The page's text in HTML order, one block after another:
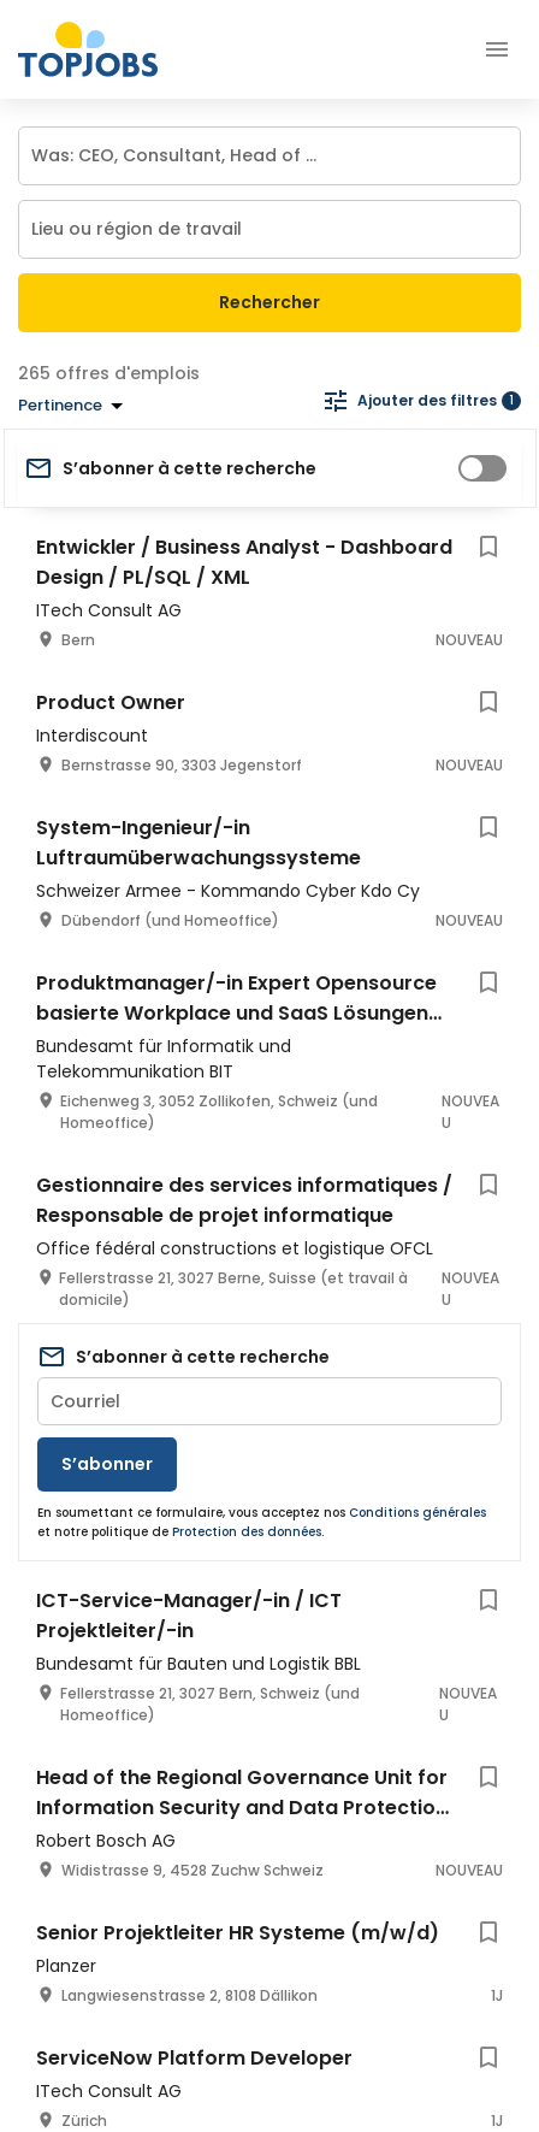
Rechercher
offres d'emplois
Pertinence Ajouter des filtres 1
S’abonner à cette recherche
Entwickler / Business Analyst - Dashboard
Design / PL/SQL / XML
ITech Consult AG
Bern NOUVEAU
Product Owner
Interdiscount
Bernstrasse 90, 3303 Jegenstorf NOUVEAU
System-Ingenieur/-in
Luftraumüberwachungssysteme
Schweizer Armee - Kommando Cyber Kdo Cy
Dübendorf (und Homeoffice) NOUVEAU
Produktmanager/-in Expert Opensource
basierte Workplace und SaaS Lösungen
(1197)
Bundesamt für Informatik und
Telekommunikation BIT
Eichenweg 3, 3052 Zollikofen, Schweiz (und
Homeoffice)
NOUVEA
U
Gestionnaire des services informatiques /
Responsable de projet informatique
Office fédéral constructions et logistique OFCL
Fellerstrasse 21, 3027 Berne, Suisse (et travail à
domicile)
NOUVEA
U
S’abonner à cette recherche
S’abonner
En soumettant ce formulaire, vous acceptez nos Conditions générales
et notre politique de Protection des données.
ICT-Service-Manager/-in / ICT
Projektleiter/-in
Bundesamt für Bauten und Logistik BBL
Fellerstrasse 21, 3027 Bern, Schweiz (und
Homeoffice)
NOUVEA
U
Head of the Regional Governance Unit for
Information Security and Data Protection
- Bosch Switzerland 100% (f/m/div.)
REF290730T
Robert Bosch AG
Widistrasse 9, 4528 Zuchw Schweiz NOUVEAU
Senior Projektleiter HR Systeme (m/w/d)
Planzer
Langwiesenstrasse 2, 8108 Dällikon 1J
ServiceNow Platform Developer
ITech Consult AG
Zürich 1J